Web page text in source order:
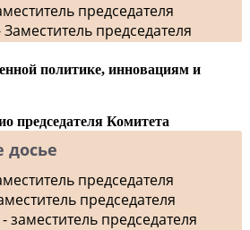
председателя
Заместитель председателя
политике, инновациям и
председателя Комитета
председателя
председателя
- заместитель председателя